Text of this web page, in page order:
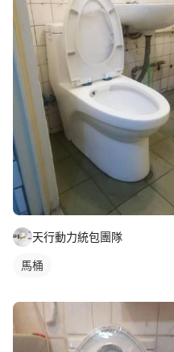
天行動力統包團隊
馬桶